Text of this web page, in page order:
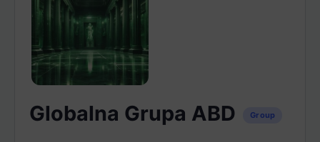
Globalna Grupa ABD Group